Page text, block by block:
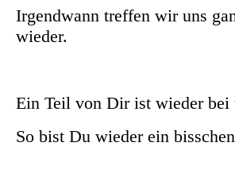
Irgendwann treffen wir uns
wieder.
Ein Teil von Dir ist wieder bei
So bist Du wieder ein